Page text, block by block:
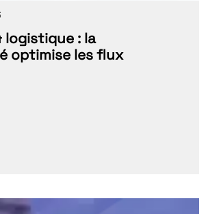
logistique : la
optimise les flux